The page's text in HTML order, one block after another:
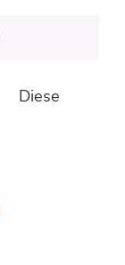
Diese